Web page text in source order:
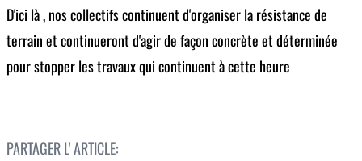
PARTAGER L' ARTICLE:
D'ici là , nos collectifs continuent d'organiser la résistance de
terrain et continueront d'agir de façon concrète et déterminée
pour stopper les travaux qui continuent à cette heure